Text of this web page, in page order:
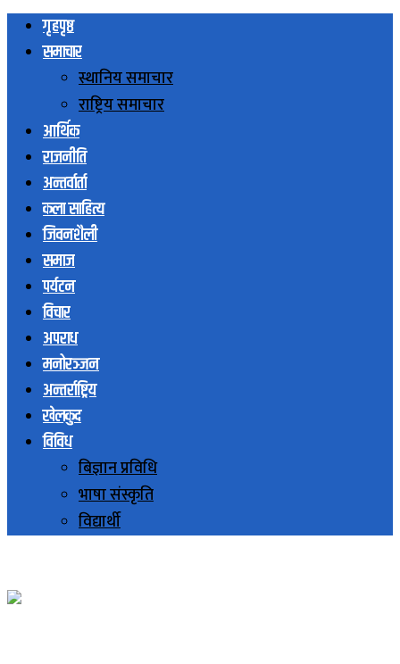
गृहपृष्ठ
समाचार
स्थानिय समाचार
राष्ट्रिय समाचार
आर्थिक
राजनीति
अन्तर्वार्ता
कला साहित्य
जिवनशैली
समाज
पर्यटन
विचार
अपराध
मनोरञ्जन
अन्तर्राष्ट्रिय
खेलकुद
विविध
बिज्ञान प्रविधि
भाषा संस्कृति
विद्यार्थी